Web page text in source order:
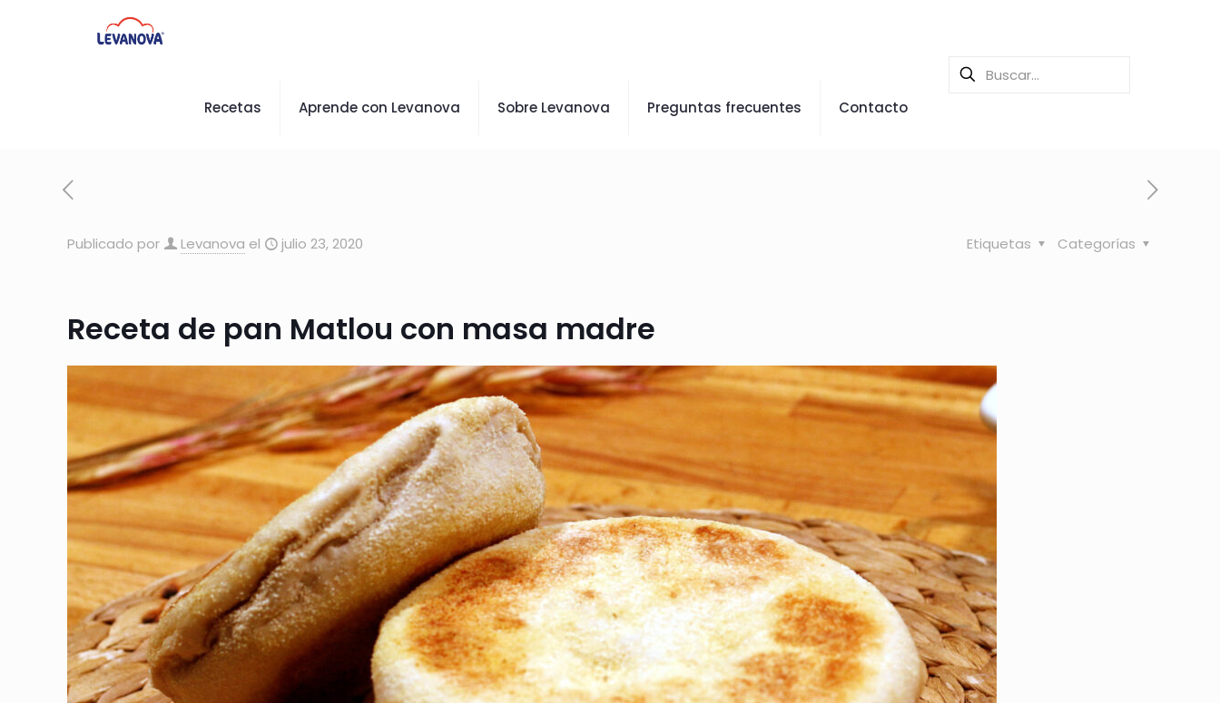
Recetas Aprende con Levanova Sobre Levanova Preguntas frecuentes Contacto
Publicado por Levanova el julio 23, 2020 Categorías
Etiquetas
Receta de pan Matlou con masa madre